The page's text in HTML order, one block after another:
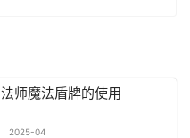
法师魔法盾牌的使用
2025-04